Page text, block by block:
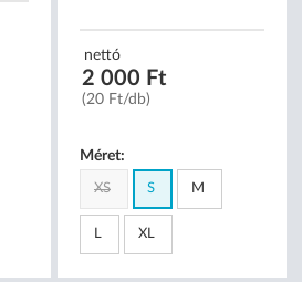
nettó
2 000 Ft
(20 Ft/db)
Méret:
XS S M
L XL